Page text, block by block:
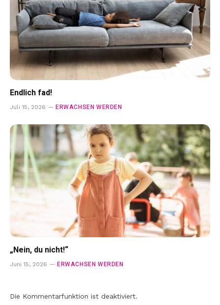
Endlich fad!
Juli 15, 2026 ERWACHSEN WERDEN
„Nein, du nicht!“
Juni 15, 2026 ERWACHSEN WERDEN
Die Kommentarfunktion ist deaktiviert.